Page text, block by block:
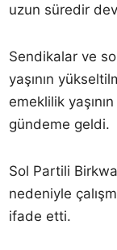
uzun süredir
Sendikalar ve
yaşının
emeklilik
gündeme geldi.
Sol Partili
nedeniyle
ifade etti.